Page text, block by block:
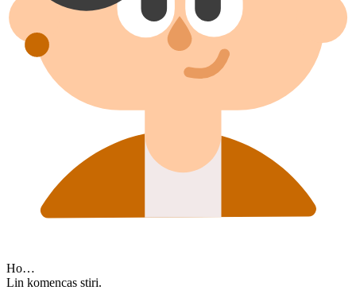
Ho…
Lin komencas stiri.